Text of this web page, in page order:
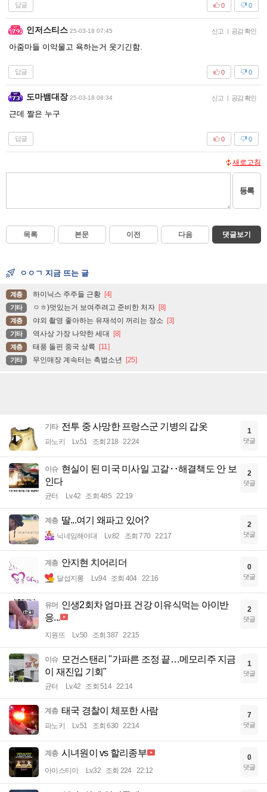
답글 0
0
인저스티스 25-03-18 07:45 신고 | 공감 확인
아줌마들 이악물고 욕하는거 웃기긴함.
답글 0
0
도마뱀대장 25-03-18 08:34 신고 | 공감 확인
근데 짤은 누구
답글 0
0
새로고침
등록
목록 본문 이전 다음 댓글보기
ㅇㅇㄱ 지금 뜨는 글
계층 하이닉스 주주들 근황 [4]
기타 ㅇㅎ)멋있는거 보여주려고 준비한 처자 [8]
계층 야외 촬영 좋아하는 유재석이 꺼리는 장소 [3]
기타 역사상 가장 나약한 세대 [8]
계층 태풍 돌핀 중국 상륙 [11]
기타 무인매장 계속터는 촉법소년 [25]
기타 전투 중 사망한 프랑스군 기병의 갑옷
파노키 Lv.51 조회 218 22:24
1
댓글
이슈 현실이 된 미국 미사일 고갈‥해결책도 안 보
인다
균터 Lv.42 조회 485 22:19
2
댓글
계층 딸...여기 왜파고 있어?
닉네임해야대 Lv.82 조회 770 22:17
2
댓글
계층 안지현 치어리더
달섭지롱 Lv.94 조회 404 22:16
0
댓글
유머 인생2회차 엄마표 건강 이유식먹는 아이반
응...
지원뜨 Lv.50 조회 387 22:15
2
댓글
이슈
모건스탠리 "가파른 조정 끝…메모리주 지금
이 재진입 기회"
균터 Lv.42 조회 514 22:14
1
댓글
계층 태국 경찰이 체포한 사람
파노키 Lv.51 조회 630 22:14
7
댓글
계층 시녀원이 vs 할리종부
아이스티이 Lv.32 조회 224 22:12
0
댓글